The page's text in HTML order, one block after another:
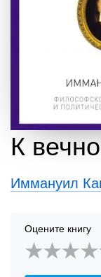
К
Иммануил
Оцените книгу